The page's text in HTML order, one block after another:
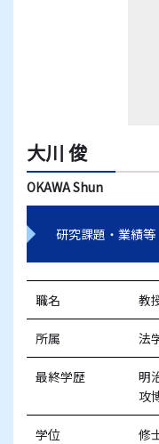
大川 俊
OKAWA Shun
研究課題・業績等
職名 教
所属 法
最終学歴
明
攻
学位 修